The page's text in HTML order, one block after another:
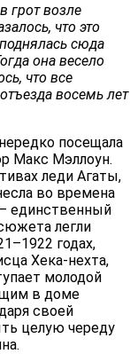
грот возле
что это
сюда
она весело
что все
восемь лет
посещала
Макс Мэллоун.
леди Агаты,
во времена
единственный
легли
годах,
Хека-нехта,
молодой
в доме
своей
целую череду